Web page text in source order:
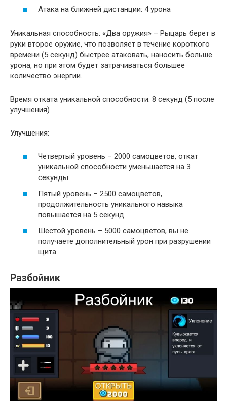
Атака на ближней дистанции: 4 урона
Уникальная способность: «Два оружия» – Рыцарь берет в
руки второе оружие, что позволяет в течение короткого
времени (5 секунд) быстрее атаковать, наносить больше
урона, но при этом будет затрачиваться большее
количество энергии.
Время отката уникальной способности: 8 секунд (5 после
улучшения)
Улучшения:
Четвертый уровень – 2000 самоцветов, откат
уникальной способности уменьшается на 3
секунды.
Пятый уровень – 2500 самоцветов,
продолжительность уникального навыка
повышается на 5 секунд.
Шестой уровень – 5000 самоцветов, вы не
получаете дополнительный урон при разрушении
щита.
Разбойник